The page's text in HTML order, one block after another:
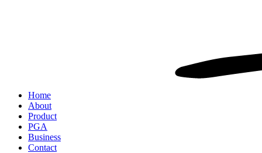
Home
About
Product
PGA
Business
Contact